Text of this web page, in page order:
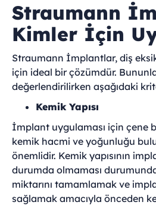
Straumann
Kimler İçin
Straumann İmplantlar, diş
için ideal bir çözümdür.
değerlendirilirken aşağıdaki
Kemik Yapısı
İmplant uygulaması için çene
kemik hacmi ve yoğunluğu
önemlidir. Kemik yapısının
durumda olmaması
miktarını tamamlamak ve
sağlamak amacıyla önceden